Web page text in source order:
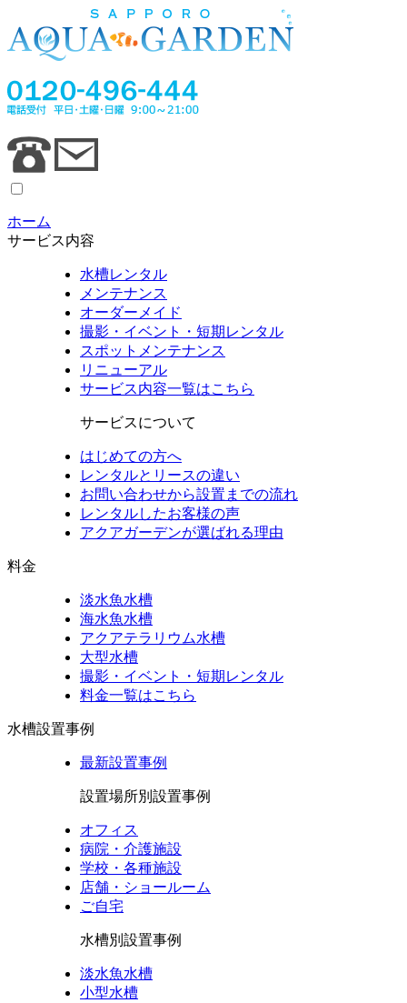
ホーム
サービス内容
水槽レンタル
メンテナンス
オーダーメイド
撮影・イベント・短期レンタル
スポットメンテナンス
リニューアル
サービス内容一覧はこちら
サービスについて
はじめての方へ
レンタルとリースの違い
お問い合わせから設置までの流れ
レンタルしたお客様の声
アクアガーデンが選ばれる理由
料金
淡水魚水槽
海水魚水槽
アクアテラリウム水槽
大型水槽
撮影・イベント・短期レンタル
料金一覧はこちら
水槽設置事例
最新設置事例
設置場所別設置事例
オフィス
病院・介護施設
学校・各種施設
店舗・ショールーム
ご自宅
水槽別設置事例
淡水魚水槽
小型水槽